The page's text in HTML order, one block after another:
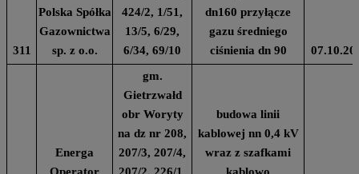
311
Polska Spółka
Gazownictwa
sp. z o.o.
424/2, 1/51,
13/5, 6/29,
6/34, 69/10
dn160 przyłącze
gazu średniego
ciśnienia dn 90
Energa
gm.
Gietrzwałd
obr Woryty
na dz nr 208,
207/3, 207/4,
budowa linii
kablowej nn 0,4 kV
wraz z szafkami